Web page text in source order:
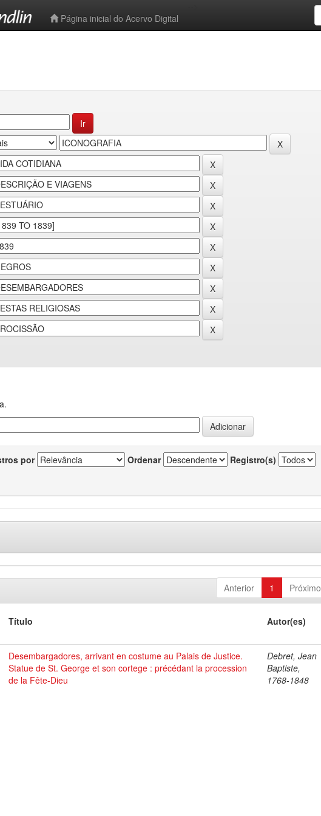
Página inicial do Acervo Digital
por Ordenar Registro(s)
Anterior 1 Próximo
Título Autor(es)
Desembargadores, arrivant en costume au Palais de Justice.
Statue de St. George et son cortege : précédant la procession
de la Fête-Dieu
Debret, Jean
Baptiste,
1768-1848